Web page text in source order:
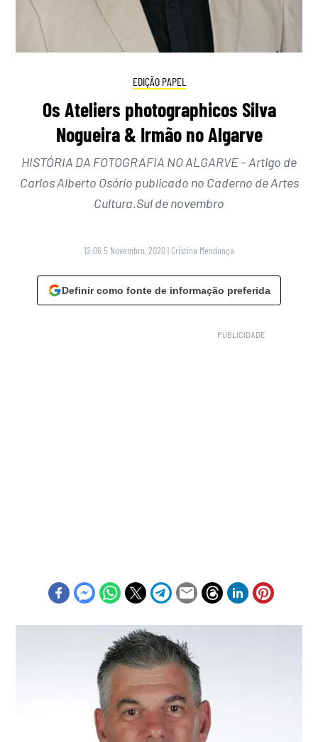
EDIÇÃO PAPEL
Os Ateliers photographicos Silva
Nogueira & Irmão no Algarve
HISTÓRIA DA FOTOGRAFIA NO ALGARVE – Artigo de
Carlos Alberto Osório publicado no Caderno de Artes
Cultura.Sul de novembro
12:06 5 Novembro, 2020| Cristina Mendonça
Definir como fonte de informação preferida